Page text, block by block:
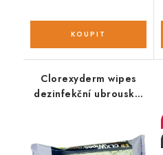
Clorexyderm wipes
dezinfekční ubrousky;